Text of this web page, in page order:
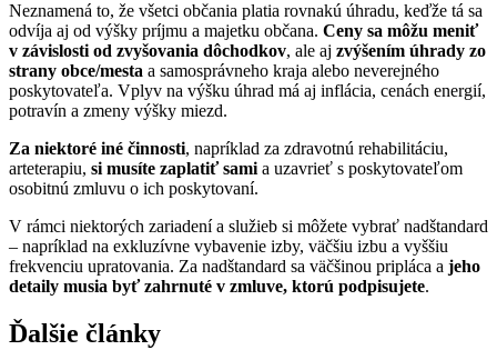
Neznamená to, že všetci občania platia rovnakú úhradu, keďže tá sa
odvíja aj od výšky príjmu a majetku občana. Ceny sa môžu meniť
v závislosti od zvyšovania dôchodkov, ale aj zvýšením úhrady zo
strany obce/mesta a samosprávneho kraja alebo neverejného
poskytovateľa. Vplyv na výšku úhrad má aj inflácia, cenách energií,
potravín a zmeny výšky miezd.
Za niektoré iné činnosti, napríklad za zdravotnú rehabilitáciu,
arteterapiu, si musíte zaplatiť sami a uzavrieť s poskytovateľom
osobitnú zmluvu o ich poskytovaní.
V rámci niektorých zariadení a služieb si môžete vybrať nadštandard
– napríklad na exkluzívne vybavenie izby, väčšiu izbu a vyššiu
frekvenciu upratovania. Za nadštandard sa väčšinou pripláca a jeho
detaily musia byť zahrnuté v zmluve, ktorú podpisujete.
Ďalšie články